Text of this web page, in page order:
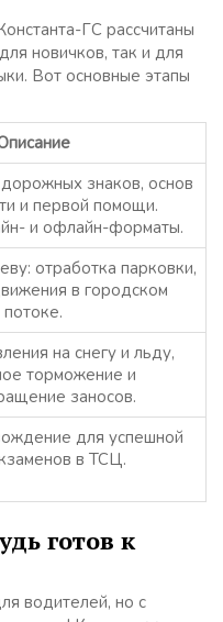
ГС рассчитаны
новичков, так и для
Вот основные этапы
знаков, основ
и первой помощи.
и офлайн-форматы.
отработка парковки,
в городском
потоке.
на снегу и льду,
торможение и
заносов.
для успешной
в ТСЦ.
готов к
водителей, но с